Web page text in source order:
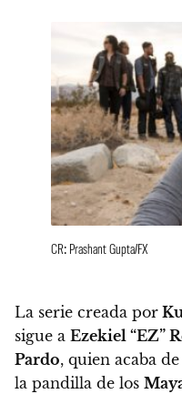
CR: Prashant Gupta/FX
La serie creada por
sigue a Ezekiel “EZ”
Pardo, quien acaba
la pandilla de los